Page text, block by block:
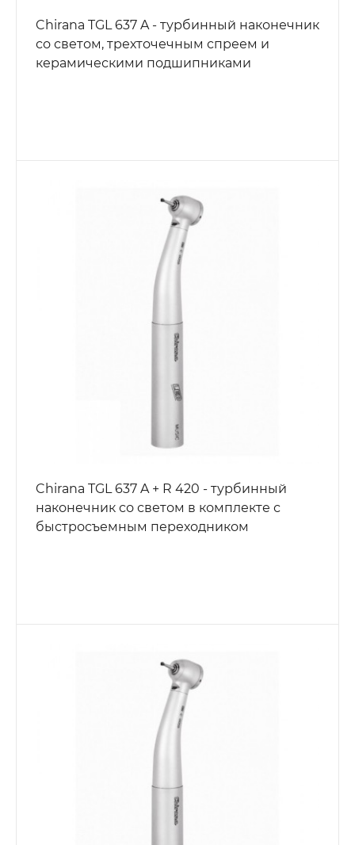
Chirana TGL 637 A - турбинный наконечник
со светом, трехточечным спреем и
керамическими подшипниками
Chirana TGL 637 A + R 420 - турбинный
наконечник со светом в комплекте с
быстросъемным переходником